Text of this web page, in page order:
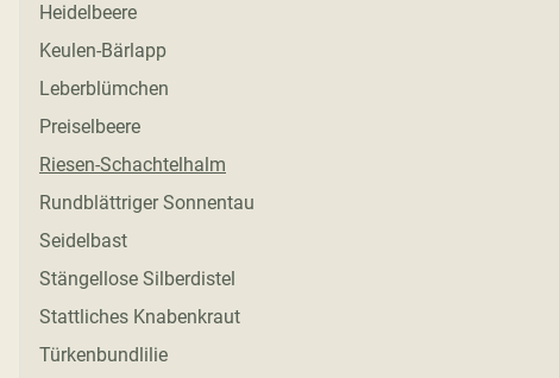
Heidelbeere
Keulen-Bärlapp
Leberblümchen
Preiselbeere
Riesen-Schachtelhalm
Rundblättriger Sonnentau
Seidelbast
Stängellose Silberdistel
Stattliches Knabenkraut
Türkenbundlilie